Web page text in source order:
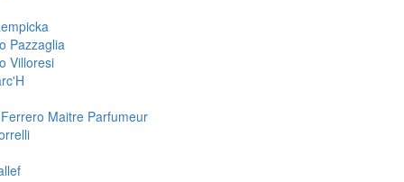
Pazzaglia
Villoresi
Maitre Parfumeur